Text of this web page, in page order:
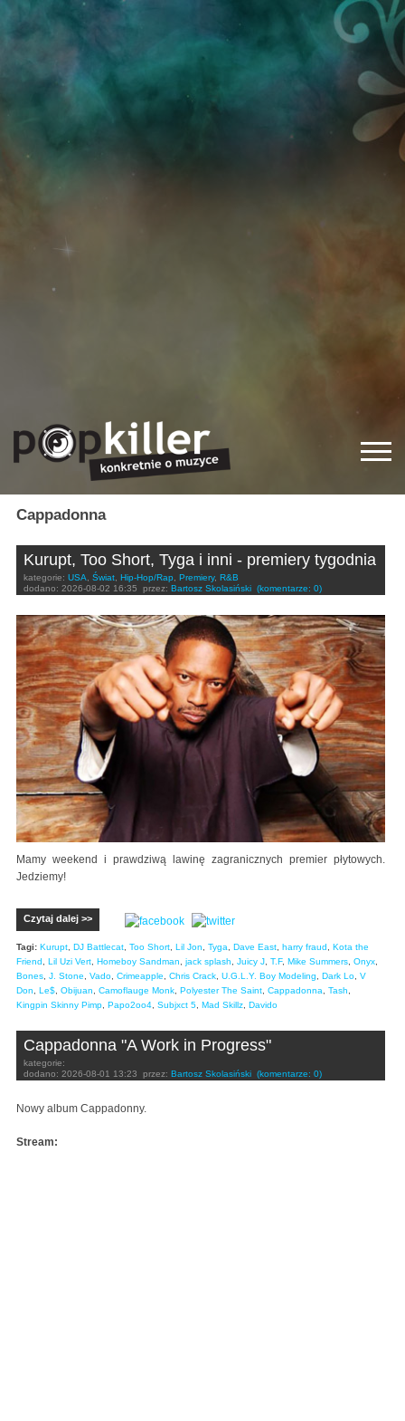
Cappadonna
Kurupt, Too Short, Tyga i inni - premiery tygodnia
kategorie: USA, Świat, Hip-Hop/Rap, Premiery, R&B
dodano: 2026-08-02 16:35 przez: Bartosz Skolasiński (komentarze: 0)
Mamy weekend i prawdziwą lawinę zagranicznych premier płytowych.
Jedziemy!
Czytaj dalej >>
Tagi: Kurupt DJ Battlecat Too Short Lil Jon Tyga Dave East harry fraud
Kota the
Friend
Lil Uzi Vert Homeboy Sandman jack splash Juicy J T.F, Mike Summers Onyx
Bones J. Stone Vado Crimeapple Chris Crack U.G.L.Y. Boy Modeling Dark Lo V
Don
Le$ Obijuan Camoflauge Monk Polyester The Saint Cappadonna Tash
Kingpin Skinny Pimp Papo2oo4 Subjxct 5 Mad Skillz Davido
Cappadonna "A Work in Progress"
kategorie:
dodano: 2026-08-01 13:23 przez: Bartosz Skolasiński (komentarze: 0)
Nowy album Cappadonny.
Stream: